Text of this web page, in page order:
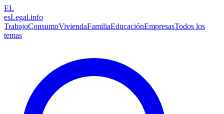
EL
esLegal.info
TrabajoConsumoViviendaFamiliaEducaciónEmpresasTodos los
temas